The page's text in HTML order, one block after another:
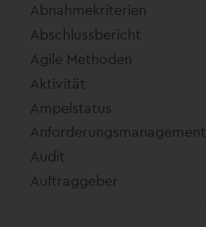
Abnahmekriterien
Abschlussbericht
Agile Methoden
Aktivität
Ampelstatus
Anforderungsmanagement
Audit
Auftraggeber